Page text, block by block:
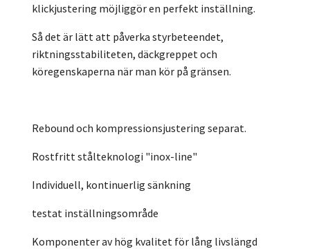
klickjustering möjliggör en perfekt inställning.
Så det är lätt att påverka styrbeteendet,
riktningsstabiliteten, däckgreppet och
köregenskaperna när man kör på gränsen.
Rebound och kompressionsjustering separat.
Rostfritt stålteknologi "inox-line"
Individuell, kontinuerlig sänkning
testat inställningsområde
Komponenter av hög kvalitet för lång livslängd